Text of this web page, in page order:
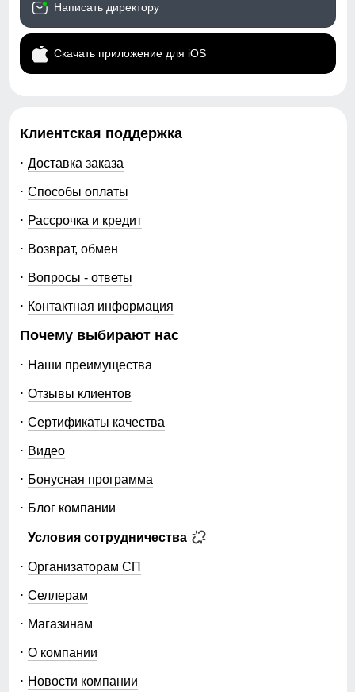
Написать директору
Скачать приложение для iOS
Клиентская поддержка
Доставка заказа
Способы оплаты
Рассрочка и кредит
Возврат, обмен
Вопросы - ответы
Контактная информация
Почему выбирают нас
Наши преимущества
Отзывы клиентов
Сертификаты качества
Видео
Бонусная программа
Блог компании
Условия сотрудничества
Организаторам СП
Селлерам
Магазинам
О компании
Новости компании